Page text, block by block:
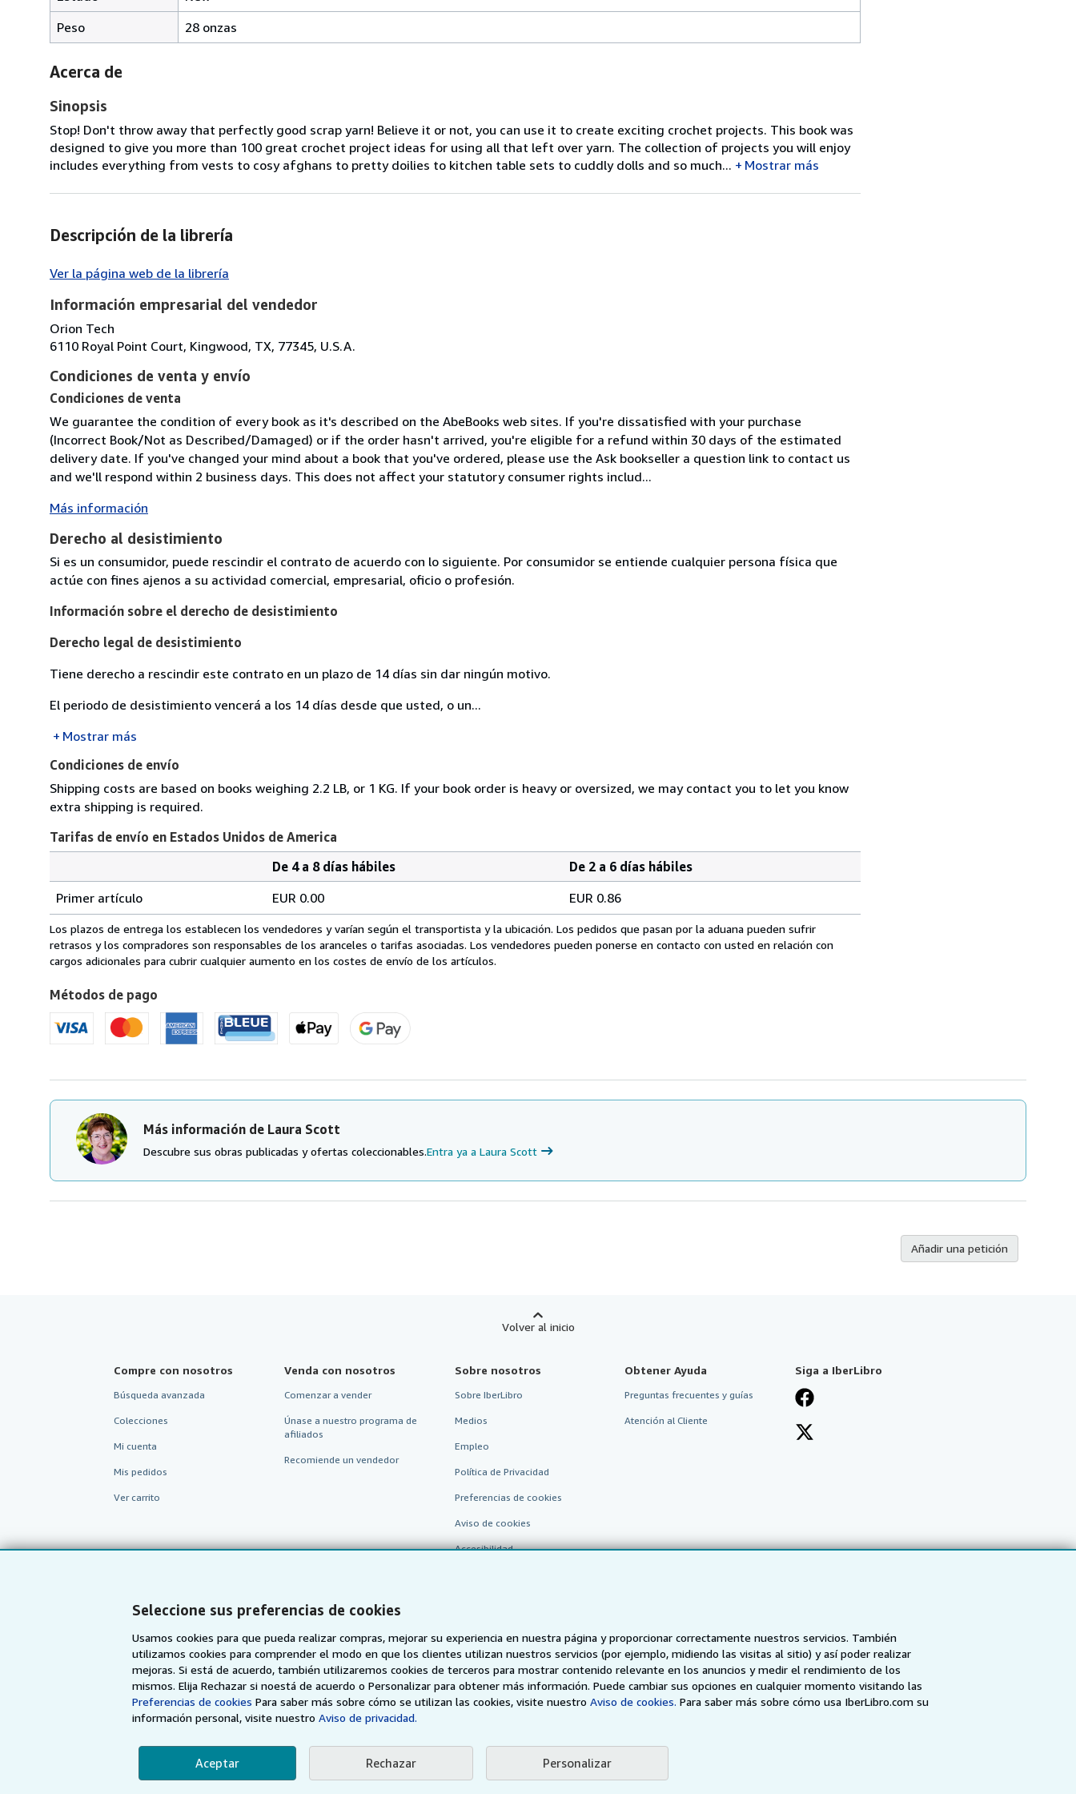
Seleccione sus preferencias de cookies
Usamos cookies para que pueda realizar compras, mejorar su experiencia en nuestra página y proporcionar correctamente nuestros servicios. También
utilizamos cookies para comprender el modo en que los clientes utilizan nuestros servicios (por ejemplo, midiendo las visitas al sitio) y así poder realizar
mejoras. Si está de acuerdo, también utilizaremos cookies de terceros para mostrar contenido relevante en los anuncios y medir el rendimiento de los
mismos. Elija Rechazar si noestá de acuerdo o Personalizar para obtener más información. Puede cambiar sus opciones en cualquier momento visitando las
Preferencias de cookies Para saber más sobre cómo se utilizan las cookies, visite nuestroAviso de cookies. Para saber más sobre cómo usa IberLibro.com su
información personal, visite nuestroAviso de privacidad.
Aceptar Rechazar Personalizar
Peso
28 onzas
Acerca de
Sinopsis
Stop! Don't throw away that perfectly good scrap yarn! Believe it or not, you can use it to create exciting crochet projects. This book was
designed to give you more than 100 great crochet project ideas for using all that left over yarn. The collection of projects you will enjoy
includes everything from vests to cosy afghans to pretty doilies to kitchen table sets to cuddly dolls and so much...
Mostrar más
Descripción de la librería
Ver la página web de la librería
Información empresarial del vendedor
Orion Tech
6110 Royal Point Court, Kingwood, TX, 77345, U.S.A.
Condiciones de venta y envío
Condiciones de venta
We guarantee the condition of every book as it's described on the AbeBooks web sites. If you're dissatisfied with your purchase
(Incorrect Book/Not as Described/Damaged) or if the order hasn't arrived, you're eligible for a refund within 30 days of the estimated
delivery date. If you've changed your mind about a book that you've ordered, please use the Ask bookseller a question link to contact us
and we'll respond within 2 business days. This does not affect your statutory consumer rights includ...
Más información
Derecho al desistimiento
Si es un consumidor, puede rescindir el contrato de acuerdo con lo siguiente. Por consumidor se entiende cualquier persona física que
actúe con fines ajenos a su actividad comercial, empresarial, oficio o profesión.
Información sobre el derecho de desistimiento
Derecho legal de desistimiento
Tiene derecho a rescindir este contrato en un plazo de 14 días sin dar ningún motivo.
El periodo de desistimiento vencerá a los 14 días desde que usted, o un...
Mostrar más
Condiciones de envío
Shipping costs are based on books weighing 2.2 LB, or 1 KG. If your book order is heavy or oversized, we may contact you to let you know
extra shipping is required.
Tarifas de envío en Estados Unidos de America
de
envío
en
Estados
de
America
pedido
De 4 a 8 días hábiles
De 2 a 6 días hábiles
Primer artículo
EUR 0.00 EUR 0.86
Los plazos de entrega los establecen los vendedores y varían según el transportista y la ubicación. Los pedidos que pasan por la aduana pueden sufrir
retrasos y los compradores son responsables de los aranceles o tarifas asociadas. Los vendedores pueden ponerse en contacto con usted en relación con
cargos adicionales para cubrir cualquier aumento en los costes de envío de los artículos.
Métodos de pago
Más información de Laura Scott
Descubre sus obras publicadas y ofertas coleccionables.Entra ya a Laura Scott
Añadir una petición
Volver al inicio
Compre con nosotros
Búsqueda avanzada
Colecciones
Mi cuenta
Mis pedidos
Ver carrito
Venda con nosotros
Comenzar a vender
Únase a nuestro programa de
afiliados
Recomiende un vendedor
Sobre nosotros
Sobre IberLibro
Medios
Empleo
Política de Privacidad
Preferencias de cookies
Aviso de cookies
Accesibilidad
Obtener Ayuda
Preguntas frecuentes y guías
Atención al Cliente
Siga a IberLibro
AbeBooks.com AbeBooks.co.uk AbeBooks.de AbeBooks.fr AbeBooks.it AbeBooks Aus/NZ AbeBooks.ca ZVAB.com